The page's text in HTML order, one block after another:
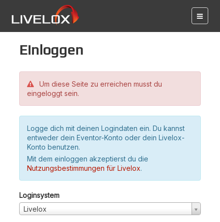
Einloggen
Um diese Seite zu erreichen musst du
eingeloggt sein.
Logge dich mit deinen Logindaten ein. Du kannst
entweder dein Eventor-Konto oder dein Livelox-
Konto benutzen.
Mit dem einloggen akzeptierst du die
Nutzungsbestimmungen für Livelox.
Loginsystem
Livelox